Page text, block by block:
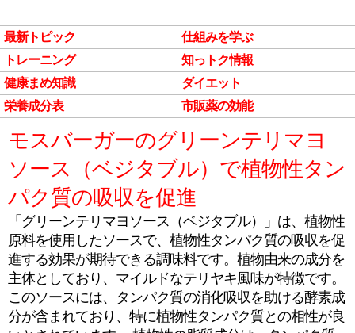
最新トピック
仕組みを学ぶ
トレーニング
知っトク情報
健康まめ知識
ダイエット
栄養成分表
市販薬の効能
モスバーガーのグリーンテリマヨ
ソース（ベジタブル）で植物性タン
パク質の吸収を促進
「グリーンテリマヨソース（ベジタブル）」は、植物性
原料を使用したソースで、植物性タンパク質の吸収を促
進する効果が期待できる調味料です。植物由来の成分を
主体としており、マイルドなテリヤキ風味が特徴です。
このソースには、タンパク質の消化吸収を助ける酵素成
分が含まれており、特に植物性タンパク質との相性が良